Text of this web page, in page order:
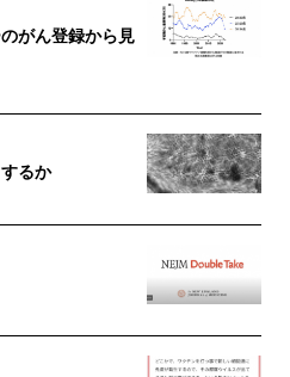
がん登録から見
るか